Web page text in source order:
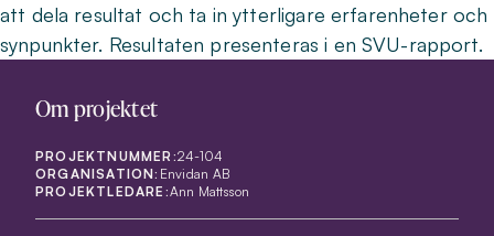
att dela resultat och ta in ytterligare erfarenheter och
synpunkter. Resultaten presenteras i en SVU-rapport.
Om projektet
PROJEKTNUMMER:24-104
ORGANISATION: Envidan AB
PROJEKTLEDARE:Ann Mattsson